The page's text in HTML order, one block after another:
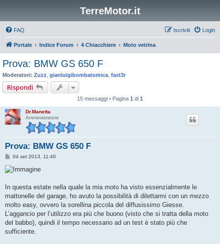
TerreMotor.it
FAQ Login
Iscriviti
Portale Indice Forum 4 Chiacchiere Moto vetrina
Prova: BMW GS 650 F
Moderatori: Zuzz gianluigibombatomica fast3r
Rispondi
15 messaggi • Pagina 1 di 1
Dr.Manetta
Amministratore
Prova: BMW GS 650 F
M
s
s
g
i
o
04 set 2013, 11:40
In questa estate nella quale la mia moto ha visto essenzialmente le
mattonelle del garage, ho avuto la possibilità di dilettarmi con un mezzo
molto easy, ovvero la sorellina piccola del diffusissimo Giesse.
L’aggancio per l’utilizzo era più che buono (visto che si tratta della moto
del babbo), quindi il tempo necessario ad un test è stato più che
sufficiente.